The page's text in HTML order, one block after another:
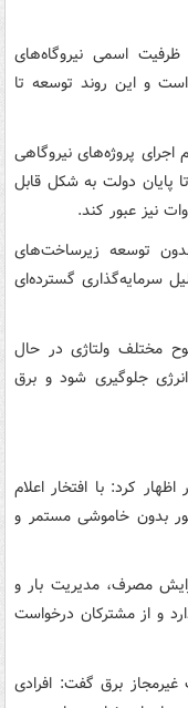
ظرفیت اسمی نیروگاه‌های
عبور کرده است و این روند توسعه تا
پروژه‌های نیروگاهی
پایان دولت به شکل قابل
توسعه زیرساخت‌های
سرمایه‌گذاری گسترده‌ای
مختلف ولتاژی در حال
جلوگیری شود و برق
کرد: با افتخار اعلام
برق کشور بدون خاموشی مستمر و
مصرف، مدیریت بار و
و از مشترکان درخواست
غیرمجاز برق گفت: افرادی